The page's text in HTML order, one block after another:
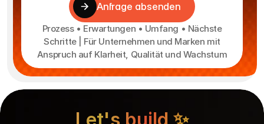
Anfrage absenden
Prozess • Erwartungen • Umfang • Nächste
Schritte | Für Unternehmen und Marken mit
Anspruch auf Klarheit, Qualität und Wachstum